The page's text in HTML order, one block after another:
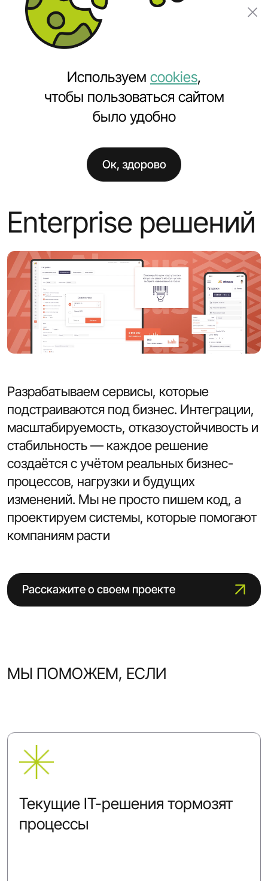
Enterprise решений
Разрабатываем сервисы, которые
подстраиваются под бизнес. Интеграции,
масштабируемость, отказоустойчивость и
стабильность — каждое решение
создаётся с учётом реальных бизнес-
процессов, нагрузки и будущих
изменений. Мы не просто пишем код, а
проектируем системы, которые помогают
компаниям расти
Расскажите о своем проекте
МЫ ПОМОЖЕМ, ЕСЛИ
Текущие IT-решения тормозят
процессы
Используем cookies,
чтобы пользоваться сайтом
было удобно
Ок, здорово